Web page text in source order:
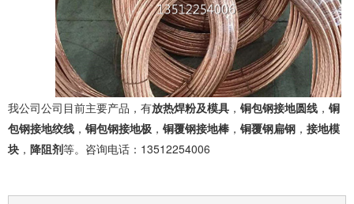
我公司公司目前主要产品，有放热焊粉及模具 ， 铜包钢接地圆线 ， 铜
包钢接地绞线 ， 铜包钢接地极 ， 铜覆钢接地棒 ， 铜覆钢扁钢 ， 接地模
块 ， 降阻剂等。咨询电话： 13512254006